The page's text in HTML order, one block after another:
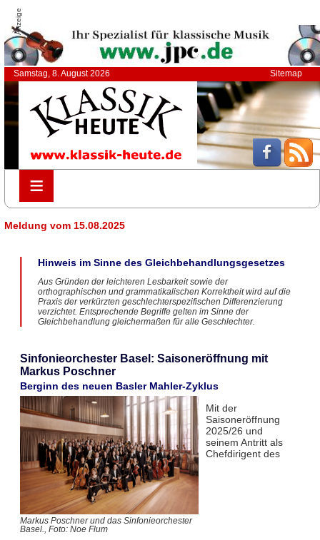
Anzeige
Samstag, 8. August 2026 Sitemap
≡
≡
Meldung vom 15.08.2025
Hinweis im Sinne des Gleichbehandlungsgesetzes
Aus Gründen der leichteren Lesbarkeit sowie der
orthographischen und grammatikalischen Korrektheit wird auf die
Praxis der verkürzten geschlechterspezifischen Differenzierung
verzichtet. Entsprechende Begriffe gelten im Sinne der
Gleichbehandlung gleichermaßen für alle Geschlechter.
Sinfonieorchester Basel: Saisoneröffnung mit
Markus Poschner
Berginn des neuen Basler Mahler-Zyklus
Markus Poschner und das Sinfonieorchester
Basel., Foto: Noe Flum
Mit der
Saisoneröffnung
2025/26 und
seinem Antritt als
Chefdirigent des